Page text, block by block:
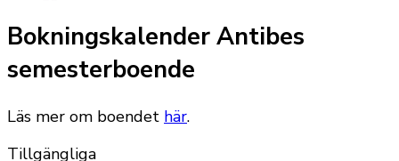
Bokningskalender Antibes
semesterboende
Läs mer om boendet här.
Tillgängliga